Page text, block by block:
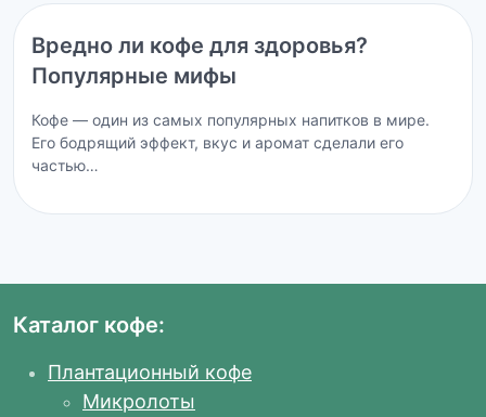
Вредно ли кофе для здоровья?
Популярные мифы
Кофе — один из самых популярных напитков в мире.
Его бодрящий эффект, вкус и аромат сделали его
частью…
Каталог кофе:
Плантационный кофе
Микролоты